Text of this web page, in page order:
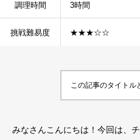
調理時間 3時間
挑戦難易度 ★★★☆☆
この記事のタイトル
みなさんこんにちは！今回は、